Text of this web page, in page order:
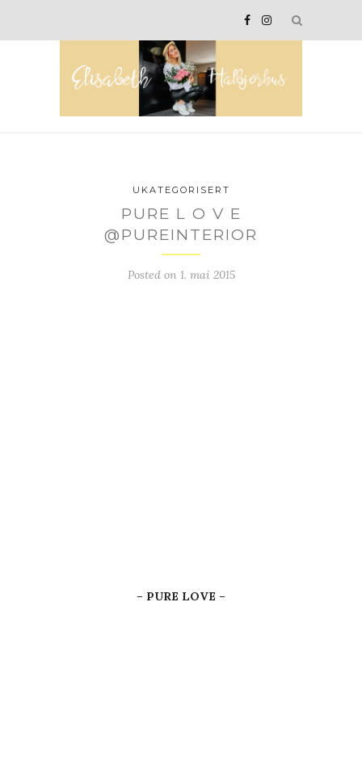
UKATEGORISERT
PURE L O V E
@PUREINTERIOR
Posted on 1. mai 2015
– PURE LOVE –